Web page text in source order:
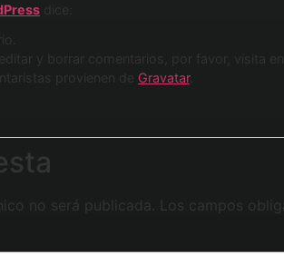
dice:
y borrar comentarios, por favor, visita
provienen de Gravatar.
no será publicada. Los campos